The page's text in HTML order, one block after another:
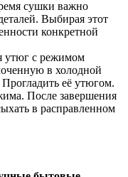
сушки важно
Выбирая этот
конкретной
утюг с режимом
в холодной
её утюгом.
После завершения
в расправленном